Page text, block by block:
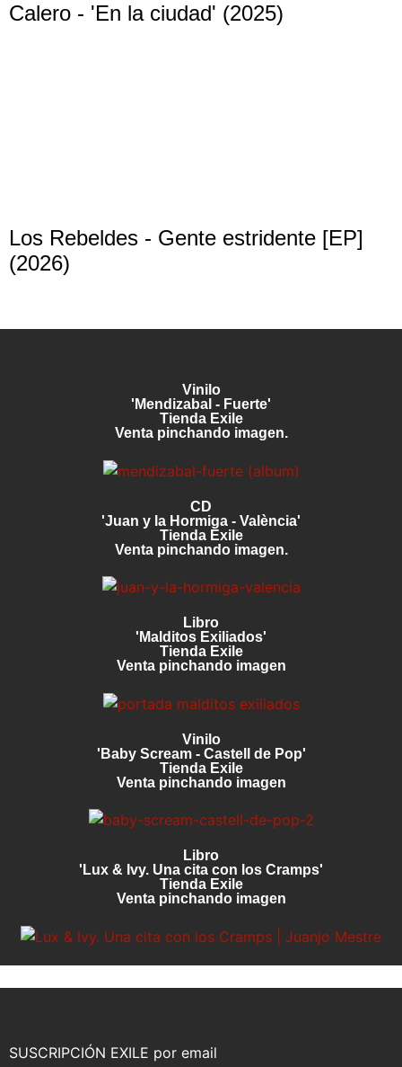
Calero - 'En la ciudad' (2025)
Los Rebeldes - Gente estridente [EP]
(2026)
Vinilo
'Mendizabal - Fuerte'
Tienda Exile
Venta pinchando imagen.
CD
'Juan y la Hormiga - València'
Tienda Exile
Venta pinchando imagen.
Libro
'Malditos Exiliados'
Tienda Exile
Venta pinchando imagen
Vinilo
'Baby Scream - Castell de Pop'
Tienda Exile
Venta pinchando imagen
Libro
'Lux & Ivy. Una cita con los Cramps'
Tienda Exile
Venta pinchando imagen
SUSCRIPCIÓN EXILE por email